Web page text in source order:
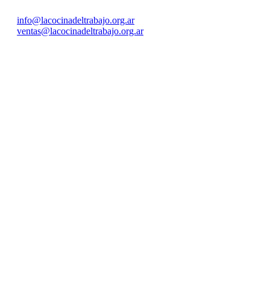
info@lacocinadeltrabajo.org.ar
ventas@lacocinadeltrabajo.org.ar